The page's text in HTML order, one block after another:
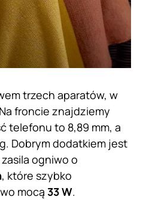
trzech aparatów, w
Na froncie znajdziemy
telefonu to 8,89 mm, a
Dobrym dodatkiem jest
ogniwo o
, które szybko
mocą 33 W.